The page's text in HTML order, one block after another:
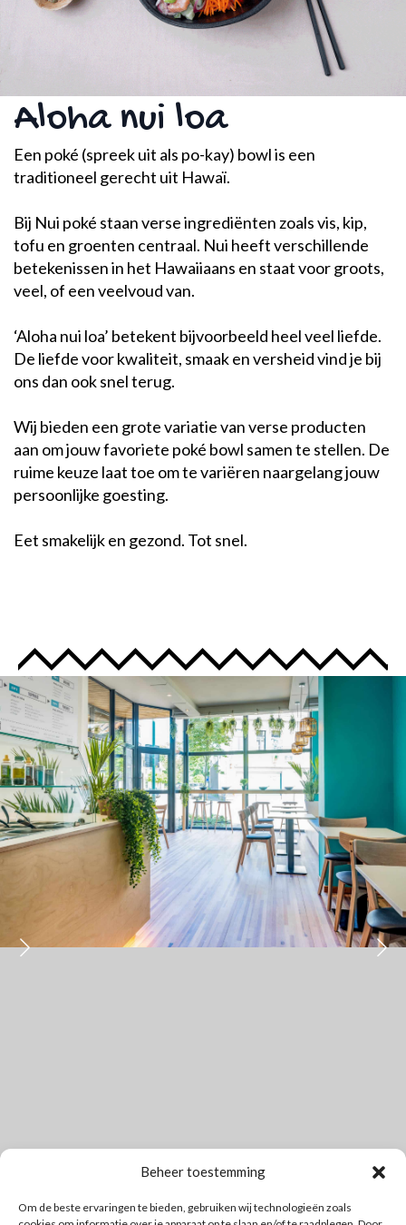
Beheer toestemming
Om de beste ervaringen te bieden, gebruiken wij technologieën zoals
Aloha nui loa
Een poké (spreek uit als po-kay) bowl is een
traditioneel gerecht uit Hawaï.
Bij Nui poké staan verse ingrediënten zoals vis, kip,
tofu en groenten centraal. Nui heeft verschillende
betekenissen in het Hawaiiaans en staat voor groots,
veel, of een veelvoud van.
‘Aloha nui loa’ betekent bijvoorbeeld heel veel liefde.
De liefde voor kwaliteit, smaak en versheid vind je bij
ons dan ook snel terug.
Wij bieden een grote variatie van verse producten
aan om jouw favoriete poké bowl samen te stellen. De
ruime keuze laat toe om te variëren naargelang jouw
persoonlijke goesting.
Eet smakelijk en gezond. Tot snel.